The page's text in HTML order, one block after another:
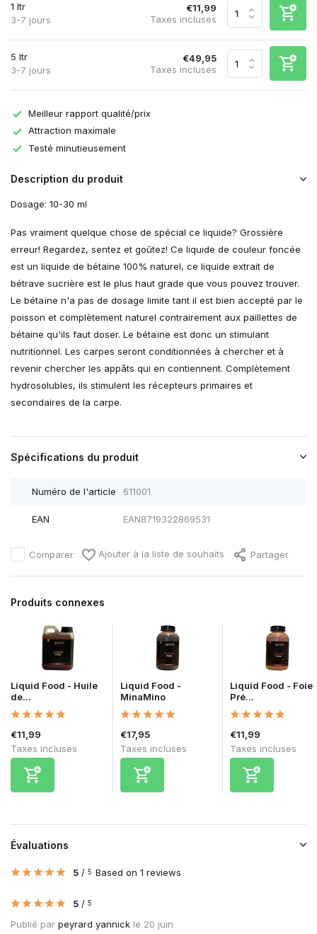
1 ltr
3-7 jours
€11,99
Taxes incluses
5 ltr
3-7 jours
€49,95
Taxes incluses
Meilleur rapport qualité/prix
Attraction maximale
Testé minutieusement
Description du produit
Dosage: 10-30 ml
Pas vraiment quelque chose de spécial ce liquide? Grossière
erreur! Regardez, sentez et goûtez! Ce liquide de couleur foncée
est un liquide de bétaine 100% naturel, ce liquide extrait de
bétrave sucrière est le plus haut grade que vous pouvez trouver.
Le bétaïne n'a pas de dosage limite tant il est bien accepté par le
poisson et complètement naturel contrairement aux paillettes de
bétaine qu'ils faut doser. Le bétaïne est donc un stimulant
nutritionnel. Les carpes seront conditionnées à chercher et à
revenir chercher les appâts qui en contiennent. Complètement
hydrosolubles, ils stimulent les récepteurs primaires et
secondaires de la carpe.
Spécifications du produit
Numéro de l'article 611001
EAN EAN8719322869531
Comparer Ajouter à la liste de souhaits Partager
Produits connexes
Liquid Food - Huile
de...
€11,99
Taxes incluses
Liquid Food -
MinaMino
€17,95
Taxes incluses
Liquid Food - Foie
Pré...
€11,99
Taxes incluses
Évaluations
5 / 5 Based on 1 reviews
5 / 5
Publié par peyrard yannick le 20 juin